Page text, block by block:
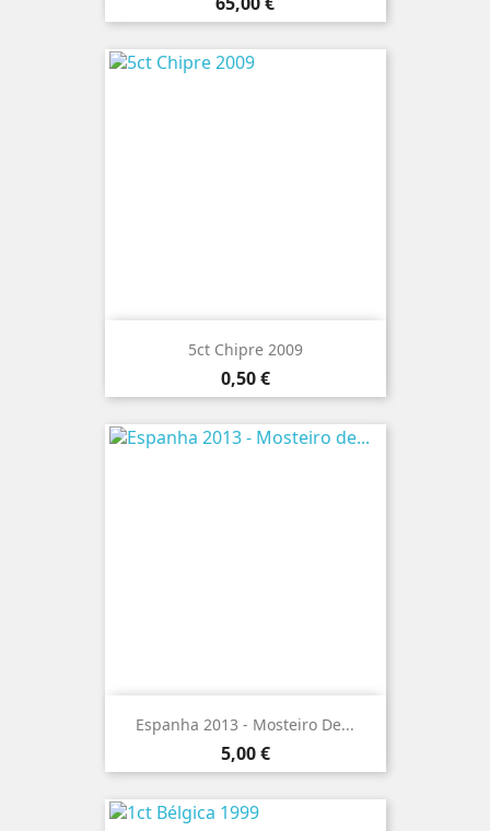
5ct Chipre 2009
Preço
0,50 €
Espanha 2013 - Mosteiro De...
Preço
5,00 €